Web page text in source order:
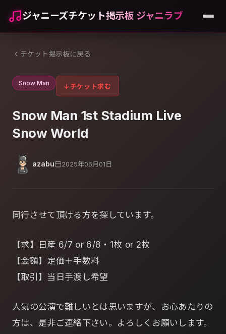
ジャニーズチケット掲示板 ジャニラブ
チケット掲示板に戻る
Snow Man ↓ チケット求む
Snow Man 1st Stadium Live
Snow World
azabu 2025年06月01日
同行させて頂ける方を探しています。
【求】日産 6/7 or 6/8・1枚 or 2枚
【金額】定価＋手数料
【取引】当日手渡し希望
人気の公演で難しいとは思いますが、お心あたりの
方は、是非ご連絡下さい。よろしくお願いします。